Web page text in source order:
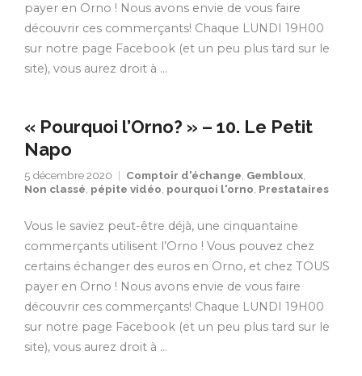
payer en Orno ! Nous avons envie de vous faire
découvrir ces commerçants! Chaque LUNDI 19H00
sur notre page Facebook (et un peu plus tard sur le
site), vous aurez droit à …
« Pourquoi l’Orno? » – 10. Le Petit
Napo
5 décembre 2020 Comptoir d'échange Gembloux
Non classé pépite vidéo pourquoi l'orno Prestataires
Vous le saviez peut-être déjà, une cinquantaine
commerçants utilisent l’Orno ! Vous pouvez chez
certains échanger des euros en Orno, et chez TOUS
payer en Orno ! Nous avons envie de vous faire
découvrir ces commerçants! Chaque LUNDI 19H00
sur notre page Facebook (et un peu plus tard sur le
site), vous aurez droit à …